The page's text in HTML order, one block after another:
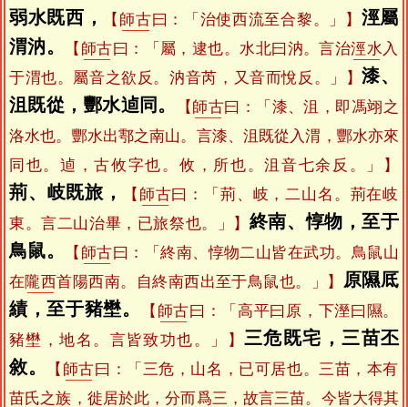
弱水既西， 【 師古曰：「治使西流至合黎。」】 涇屬
渭汭。
【 師古曰：「屬，逮也。水北曰汭。言治涇水 入
于渭也。屬音之欲反。汭音芮，又音而悅反。」】漆、
沮既從，酆水逌同。
【 師古曰：「漆、沮，即馮翊之
洛水也。酆水出鄠之南山。言漆、沮既從入渭，酆水亦來
同也。逌，古攸字也。攸，所也。沮音七余反。」】
荊、岐既旅， 【 師古曰：「荊、岐，二山名。荊在岐
東。言二山治畢，已旅祭也。」】 終南、惇物，至于
鳥鼠。
【 師古曰：「終南、惇物二山皆在武功。鳥鼠山
在隴西首陽西南。自終南西出至于鳥鼠也。」】
原隰厎
績，至于豬壄。
【 師古曰：「高平曰原，下溼曰隰。
豬壄，地名。言皆致功也。」】 三危既宅，三苗丕
敘。
【 師古曰：「三危，山名，已可居也。三苗，本有
苗氏之族，徙居於此，分而爲三，故言三苗。今皆大得其